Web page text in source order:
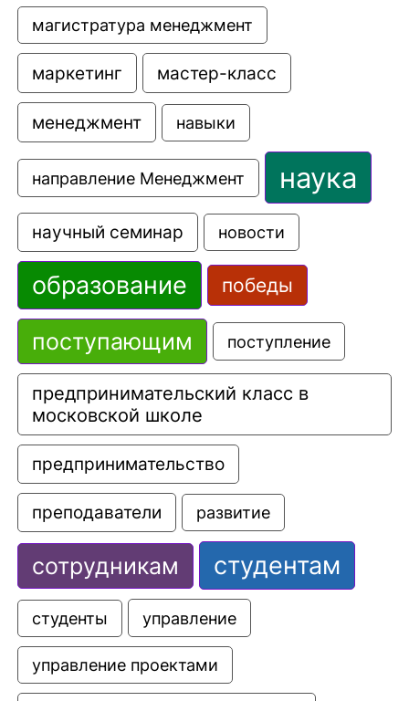
магистратура менеджмент
маркетинг мастер-класс
менеджмент навыки
направление Менеджмент наука
научный семинар новости
образование победы
поступающим поступление
предпринимательский класс в
московской школе
предпринимательство
преподаватели развитие
сотрудникам студентам
студенты управление
управление проектами